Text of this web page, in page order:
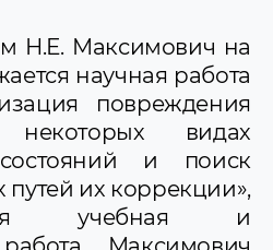
Н.Е. Максимович на
научная работа
повреждения
видах
состояний и поиск
путей их коррекции»,
учебная и